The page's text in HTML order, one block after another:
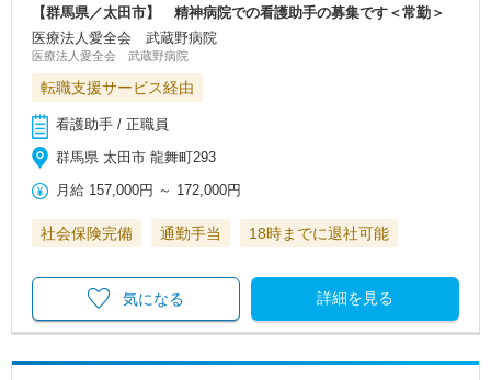
【群馬県／太田市】 精神病院での看護助手の募集です＜常勤＞
医療法人愛全会 武蔵野病院
医療法人愛全会 武蔵野病院
転職支援サービス経由
看護助手 / 正職員
群馬県 太田市 龍舞町293
月給 157,000円 ～ 172,000円
社会保険完備 通勤手当 18時までに退社可能
詳細を見る
気になる